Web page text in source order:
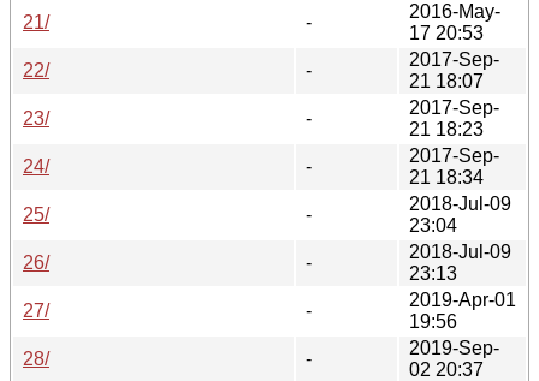
21/
-
2016-May-
17 20:53
22/
-
2017-Sep-
21 18:07
23/
-
2017-Sep-
21 18:23
24/
-
2017-Sep-
21 18:34
25/
-
2018-Jul-09
23:04
26/
-
2018-Jul-09
23:13
27/
-
2019-Apr-01
19:56
28/
-
2019-Sep-
02 20:37